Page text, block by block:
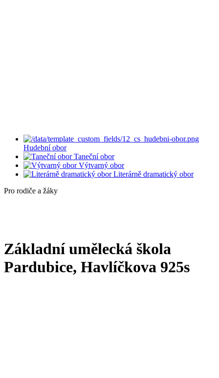
Hudební obor
Taneční obor
Výtvarný obor
Literárně dramatický obor
Pro rodiče a žáky
Základní umělecká škola
Pardubice, Havlíčkova 925s